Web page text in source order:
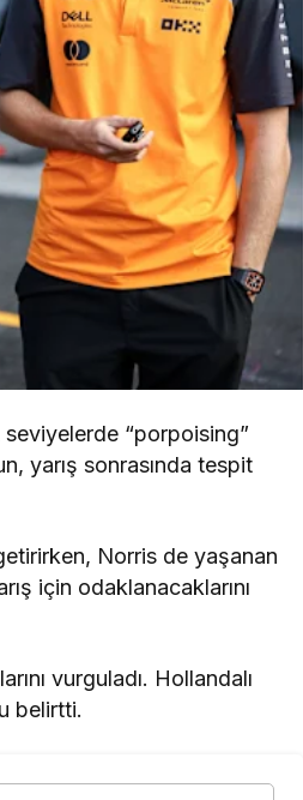
seviyelerde “porpoising”
yarış sonrasında tespit
Norris de yaşanan
için odaklanacaklarını
vurguladı. Hollandalı
belirtti.